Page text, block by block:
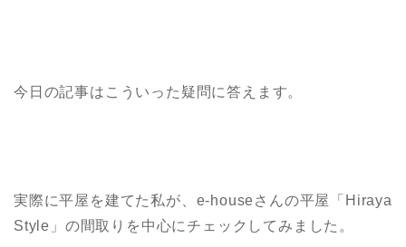
今日の記事はこういった疑問に答えます。
実際に平屋を建てた私が、e-houseさんの平屋「Hiraya
Style」の間取りを中心にチェックしてみました。